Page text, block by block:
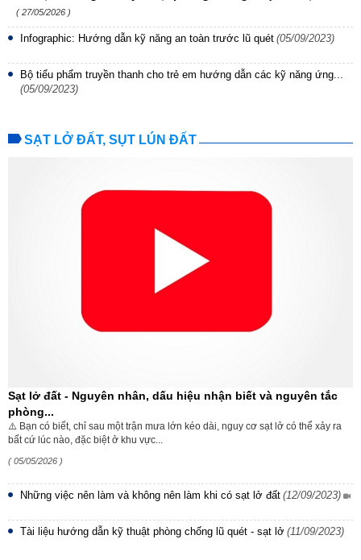
( 27/05/2026 )
Infographic: Hướng dẫn kỹ năng an toàn trước lũ quét (05/09/2023)
Bộ tiểu phẩm truyền thanh cho trẻ em hướng dẫn các kỹ năng ứng...
(05/09/2023)
SẠT LỞ ĐẤT, SỤT LÚN ĐẤT
Sạt lở đất - Nguyên nhân, dấu hiệu nhận biết và nguyên tắc
phòng...
⚠️ Bạn có biết, chỉ sau một trận mưa lớn kéo dài, nguy cơ sạt lở có thể xảy ra
bất cứ lúc nào, đặc biệt ở khu vực...
( 05/05/2026 )
Những việc nên làm và không nên làm khi có sạt lở đất (12/09/2023)
Tài liệu hướng dẫn kỹ thuật phòng chống lũ quét - sạt lở (11/09/2023)